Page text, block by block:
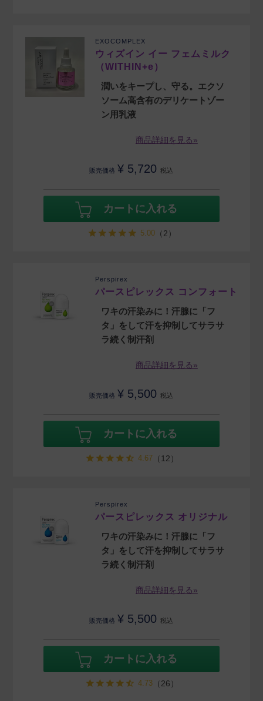
EXOCOMPLEX
ウィズイン イー フェムミルク
（WITHIN+e）
潤いをキープし、守る。エクソ
ソーム高含有のデリケートゾー
ン用乳液
商品詳細を見る»
販売価格 ¥ 5,720 税込
カートに入れる
5.00（2）
Perspirex
パースピレックス コンフォート
ワキの汗染みに！汗腺に「フ
タ」をして汗を抑制してサラサ
ラ続く制汗剤
商品詳細を見る»
販売価格 ¥ 5,500 税込
カートに入れる
4.67（12）
Perspirex
パースピレックス オリジナル
ワキの汗染みに！汗腺に「フ
タ」をして汗を抑制してサラサ
ラ続く制汗剤
商品詳細を見る»
販売価格 ¥ 5,500 税込
カートに入れる
4.73（26）